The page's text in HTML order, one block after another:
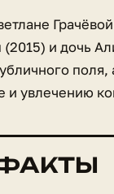
и дочь
и увлечению